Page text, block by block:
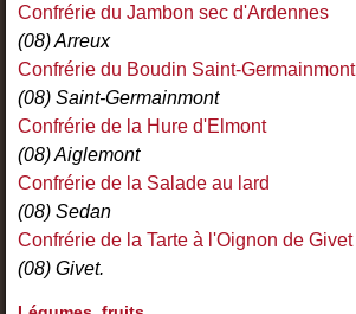
Confrérie du Jambon sec d'Ardennes
(08) Arreux
Confrérie du Boudin Saint-Germainmont
(08) Saint-Germainmont
Confrérie de la Hure d'Elmont
(08) Aiglemont
Confrérie de la Salade au lard
(08) Sedan
Confrérie de la Tarte à l'Oignon de Givet
(08) Givet.